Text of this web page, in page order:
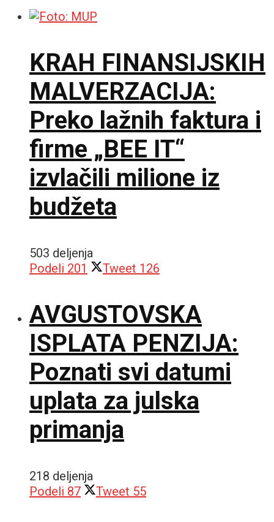
KRAH FINANSIJSKIH
MALVERZACIJA:
Preko lažnih faktura i
firme „BEE IT“
izvlačili milione iz
budžeta
503 deljenja
Podeli 201 Tweet 126
AVGUSTOVSKA
ISPLATA PENZIJA:
Poznati svi datumi
uplata za julska
primanja
218 deljenja
Podeli 87 Tweet 55